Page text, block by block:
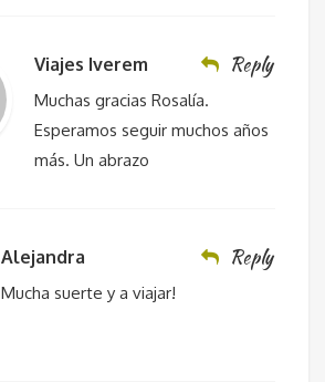
Viajes Iverem Reply
Muchas gracias Rosalía.
Esperamos seguir muchos años
más. Un abrazo
Alejandra Reply
Mucha suerte y a viajar!